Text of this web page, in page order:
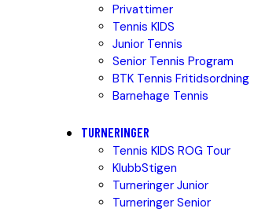
Privattimer
Tennis KIDS
Junior Tennis
Senior Tennis Program
BTK Tennis Fritidsordning
Barnehage Tennis
TURNERINGER
Tennis KIDS ROG Tour
KlubbStigen
Turneringer Junior
Turneringer Senior